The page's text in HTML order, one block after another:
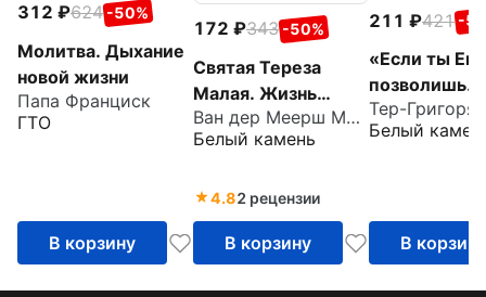
312 624 -50%
Молитва. Дыхание
новой жизни
Папа Франциск
ГТО
В корзину
172 343 -50%
Святая Тереза
Малая. Жизнь
Терезы из Лизье,
Учителя Церкви
Ван дер Меерш Максенс
Белый камень
4.82 рецензии
В корзину
211 421 -
«Если ты
Жизнь
Маравильяс
Белый
В корзину